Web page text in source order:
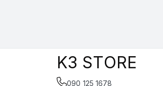
K3 STORE
090 125 1678